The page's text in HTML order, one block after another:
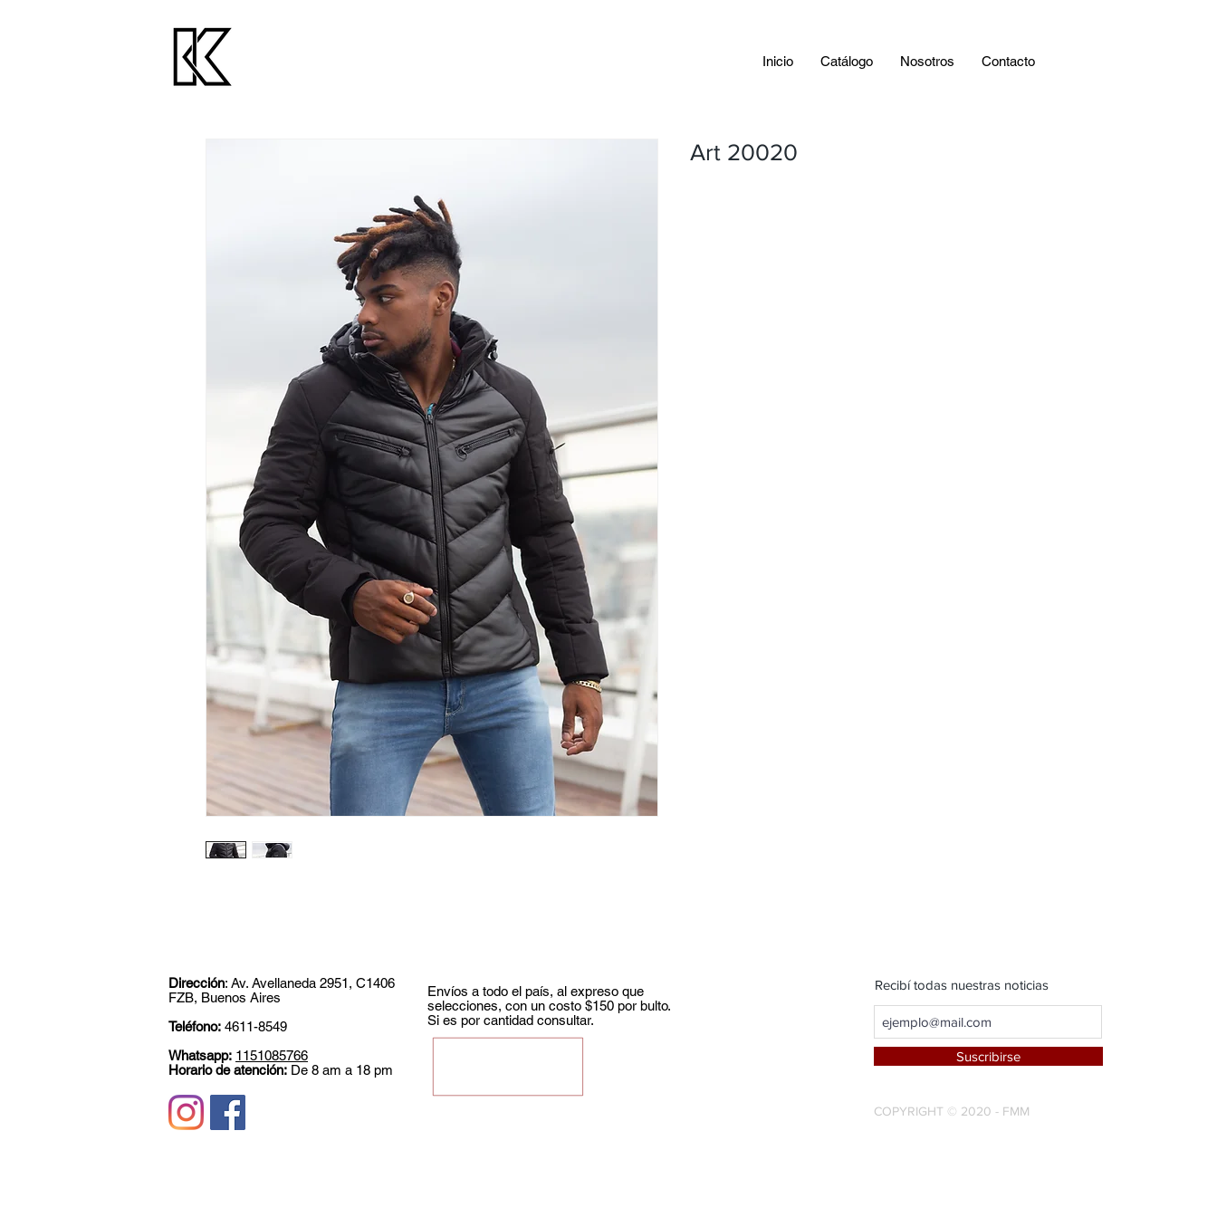
Inicio Catálogo Nosotros Contacto
Art 20020
Dirección: Av. Avellaneda 2951, C1406
FZB, Buenos Aires
Teléfono: 4611-8549
Whatsapp: 1151085766
Horario de atención: De 8 am a 18 pm
Envíos a todo el país, al expreso que
selecciones, con un costo $150 por bulto.
Si es por cantidad consultar.
Recibí todas nuestras noticias
Suscribirse
COPYRIGHT © 2020 - FMM